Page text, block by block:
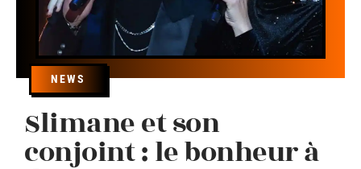
NEWS
Slimane et son
conjoint : le bonheur à